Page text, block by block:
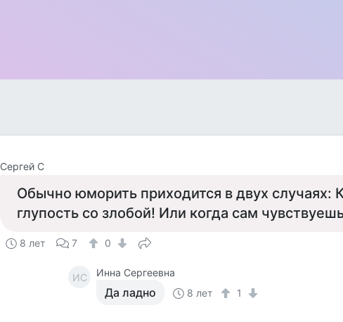
Сергей С
Обычно юморить приходится в двух случаях:
глупость со злобой! Или когда сам
8 лет 7 0
ИС Инна Сергеевна
Да ладно 8 лет 1